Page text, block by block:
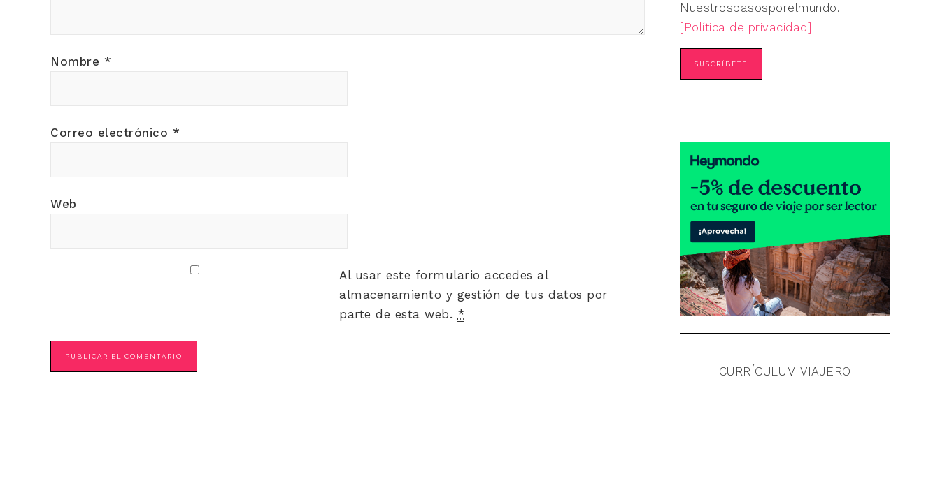
Nombre *
Correo electrónico *
Web
Al usar este formulario accedes al
almacenamiento y gestión de tus datos por
parte de esta web. *
Nuestrospasosporelmundo.
[Política de privacidad]
CURRÍCULUM VIAJERO